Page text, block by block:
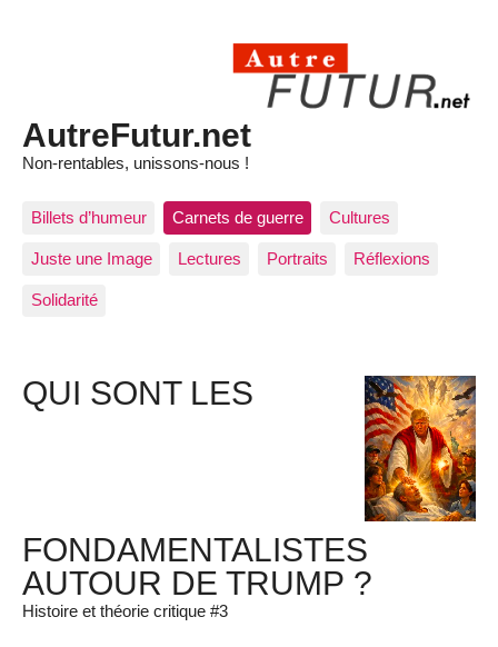
AutreFutur.net
Non-rentables, unissons-nous !
Billets d’humeur Carnets de guerre Cultures
Juste une Image Lectures Portraits Réflexions
Solidarité
QUI SONT LES
FONDAMENTALISTES
AUTOUR DE TRUMP ?
Histoire et théorie critique #3